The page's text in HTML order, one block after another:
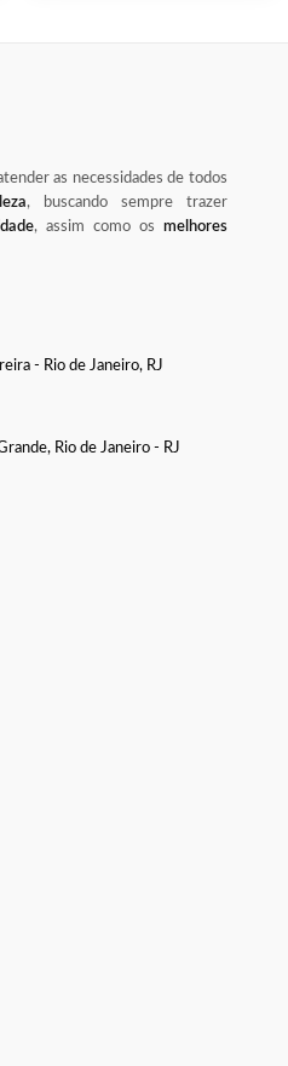
as necessidades de todos
, buscando sempre trazer
, assim como os melhores
- Rio de Janeiro, RJ
Rio de Janeiro - RJ